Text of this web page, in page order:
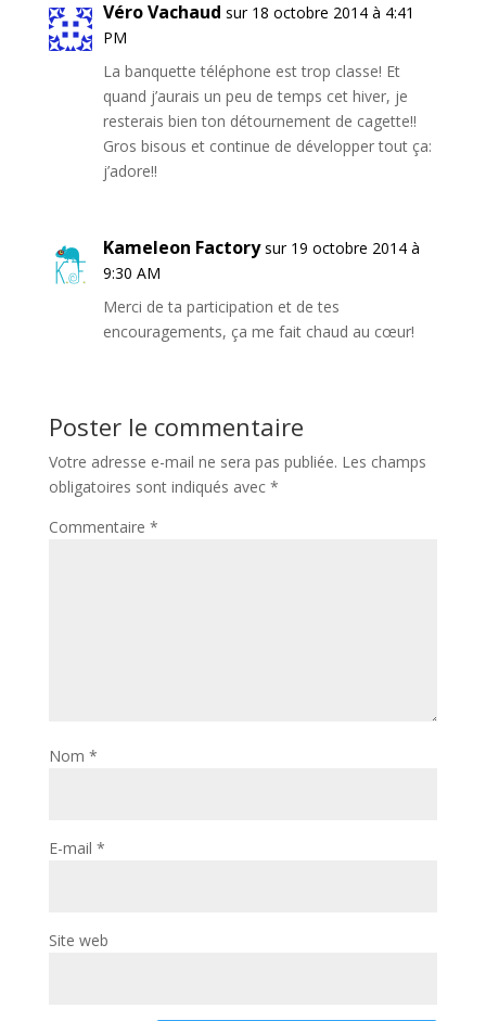
Véro Vachaud sur 18 octobre 2014 à 4:41
PM
La banquette téléphone est trop classe! Et
quand j’aurais un peu de temps cet hiver, je
resterais bien ton détournement de cagette!!
Gros bisous et continue de développer tout ça:
j’adore!!
Kameleon Factory sur 19 octobre 2014 à
9:30 AM
Merci de ta participation et de tes
encouragements, ça me fait chaud au cœur!
Poster le commentaire
Votre adresse e-mail ne sera pas publiée. Les champs
obligatoires sont indiqués avec *
Commentaire *
Nom *
E-mail *
Site web